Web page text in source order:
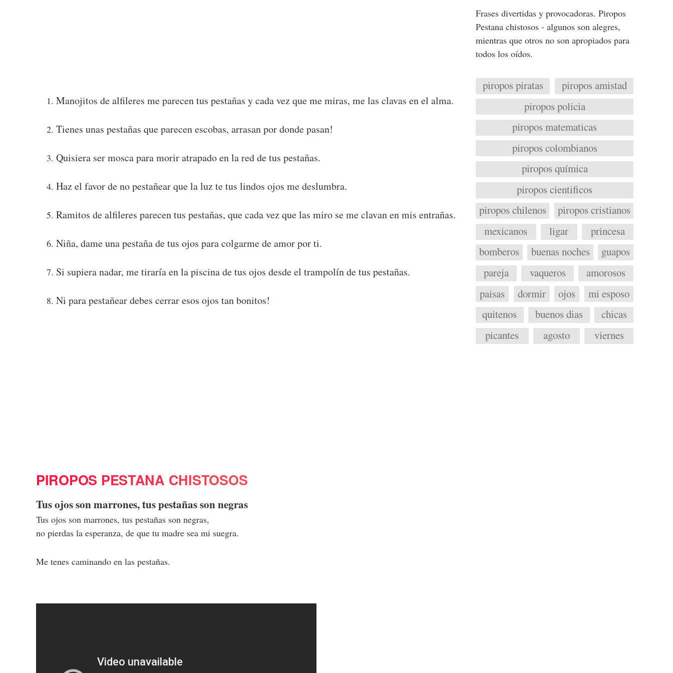
Manojitos de alfileres me parecen tus pestañas y cada vez que me miras, me las clavas en el alma.
Tienes unas pestañas que parecen escobas, arrasan por donde pasan!
Quisiera ser mosca para morir atrapado en la red de tus pestañas.
Haz el favor de no pestañear que la luz te tus lindos ojos me deslumbra.
Ramitos de alfileres parecen tus pestañas, que cada vez que las miro se me clavan en mis entrañas.
Niña, dame una pestaña de tus ojos para colgarme de amor por ti.
Si supiera nadar, me tiraría en la piscina de tus ojos desde el trampolín de tus pestañas.
Ni para pestañear debes cerrar esos ojos tan bonitos!
PIROPOS PESTANA CHISTOSOS
Tus ojos son marrones, tus pestañas son negras
Tus ojos son marrones, tus pestañas son negras,
no pierdas la esperanza, de que tu madre sea mi suegra.
Me tenes caminando en las pestañas.
Frases divertidas y provocadoras. Piropos
Pestana chistosos - algunos son alegres,
mientras que otros no son apropiados para
todos los oídos.
piropos piratas
piropos amistad
piropos policia
piropos matematicas
piropos colombianos
piropos química
piropos cientificos
piropos chilenos
piropos cristianos
mexicanos
ligar
princesa
bomberos
buenas noches
guapos
pareja
vaqueros
amorosos
paisas
dormir ojos
mi esposo
quitenos
buenos dias
chicas
picantes
agosto viernes